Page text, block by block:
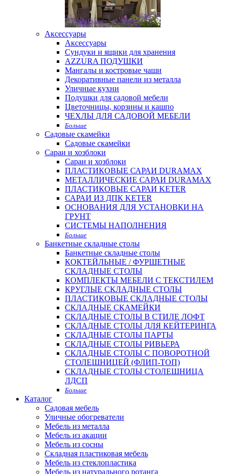
Аксессуары
Аксессуары
Сундуки и ящики для хранения
AZZURA ПОДУШКИ
Мангалы и костровые чаши
Декоративные панели из металла
Уличные кухни
Подушки для садовой мебели
Цветочницы, корзины и кашпо
ЧЕХЛЫ ДЛЯ САДОВОЙ МЕБЕЛИ
Больше
Садовые скамейки
Садовые скамейки
Сараи и хозблоки
Сараи и хозблоки
ПЛАСТИКОВЫЕ САРАИ DURAMAX
МЕТАЛЛИЧЕСКИЕ САРАИ DURAMAX
ПЛАСТИКОВЫЕ САРАИ KETER
САРАИ ИЗ ДПК KETER
ОСНОВАНИЯ ДЛЯ УСТАНОВКИ НА
ГРУНТ
СИСТЕМЫ НАПОЛНЕНИЯ
Больше
Банкетные складные столы
Банкетные складные столы
КОКТЕЙЛЬНЫЕ / ФУРШЕТНЫЕ
СКЛАДНЫЕ СТОЛЫ
КОМПЛЕКТЫ МЕБЕЛИ С ТЕКСТИЛЕМ
КРУГЛЫЕ СКЛАДНЫЕ СТОЛЫ
ПЛАСТИКОВЫЕ СКЛАДНЫЕ СТОЛЫ
СКЛАДНЫЕ СКАМЕЙКИ
СКЛАДНЫЕ СТОЛЫ В СТИЛЕ ЛОФТ
СКЛАДНЫЕ СТОЛЫ ДЛЯ КЕЙТЕРИНГА
СКЛАДНЫЕ СТОЛЫ ПАРТЫ
СКЛАДНЫЕ СТОЛЫ РИВЬЕРА
СКЛАДНЫЕ СТОЛЫ С ПОВОРОТНОЙ
СТОЛЕШНИЦЕЙ (ФЛИП-ТОП)
СКЛАДНЫЕ СТОЛЫ СТОЛЕШНИЦА
ЛДСП
Больше
Каталог
Садовая мебель
Уличные обогреватели
Мебель из металла
Мебель из акации
Мебель из сосны
Складная пластиковая мебель
Мебель из стеклопластика
Мебель из натурального ротанга